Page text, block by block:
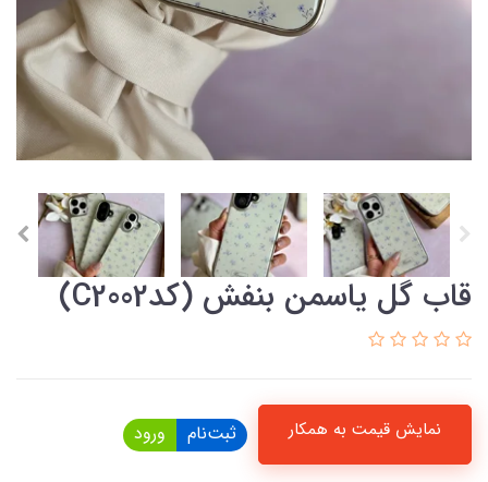
قاب گل یاسمن بنفش (کدC2002)
نمایش قیمت به همکار ثبت‌نام ورود